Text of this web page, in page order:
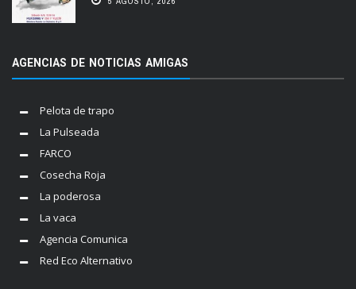
AGENCIAS DE NOTICIAS AMIGAS
Pelota de trapo
La Pulseada
FARCO
Cosecha Roja
La poderosa
La vaca
Agencia Comunica
Red Eco Alternativo